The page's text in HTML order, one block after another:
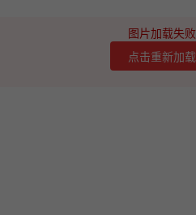
图片加载失败
点击重新加载